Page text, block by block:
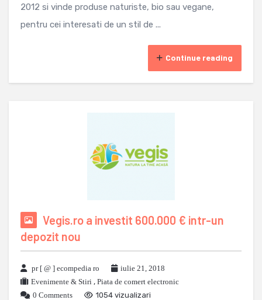
2012 si vinde produse naturiste, bio sau vegane,
pentru cei interesati de un stil de ...
Continue reading
Vegis.ro a investit 600.000 € intr-un
depozit nou
pr [ @ ] ecompedia ro
iulie 21, 2018
Evenimente & Stiri , Piata de comert electronic
0 Comments
1054 vizualizari